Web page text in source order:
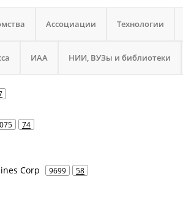
Ассоциации Технологии
ИАА НИИ, ВУЗы и библиотеки
74
Corp 9699 58